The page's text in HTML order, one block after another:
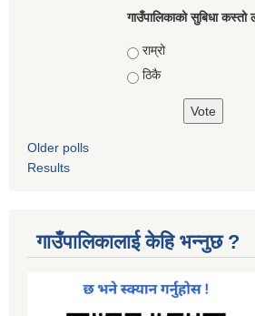
गाउँपालिकाको सुबिधा कस्तो
Choices
राम्रो
ठिकै
Older polls
Results
गाउँपालिकालाई केहि भन्नुछ ?